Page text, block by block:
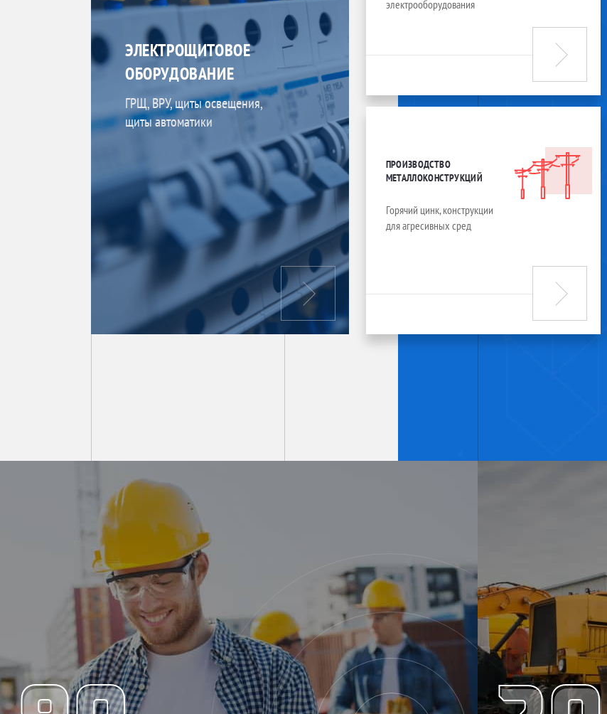
ЭЛЕКТРОЩИТОВОЕ
ОБОРУДОВАНИЕ
ГРЩ, ВРУ, щиты освещения,
щиты автоматики
электрооборудования
ПРОИЗВОДСТВО
МЕТАЛЛОКОНСТРУКЦИЙ
Горячий цинк, конструкции
для агресивных сред